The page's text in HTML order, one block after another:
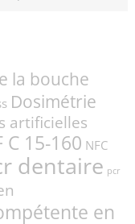
la bouche
Dosimétrie
artificielles
C 15-160 NFC
dentaire pcr
en